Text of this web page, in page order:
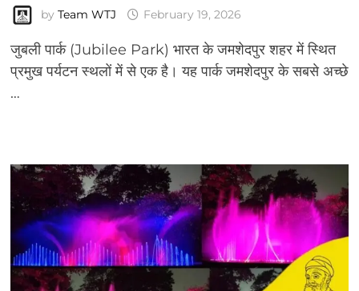
by Team WTJ February 19, 2026
जुबली पार्क (Jubilee Park) भारत के जमशेदपुर शहर में स्थित
प्रमुख पर्यटन स्थलों में से एक है। यह पार्क जमशेदपुर के सबसे अच्छे
…